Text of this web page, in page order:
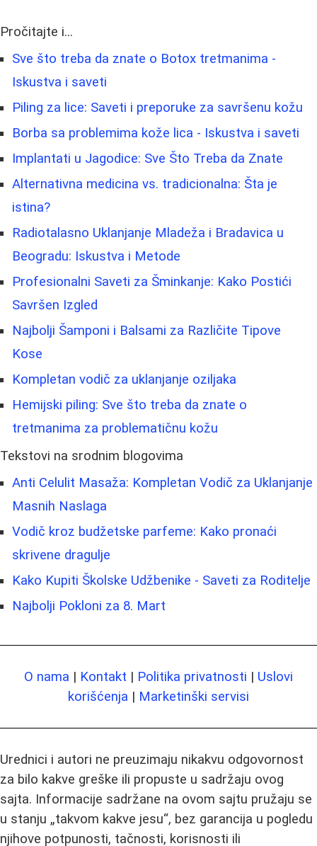
Pročitajte i...
Sve što treba da znate o Botox tretmanima -
Iskustva i saveti
Piling za lice: Saveti i preporuke za savršenu kožu
Borba sa problemima kože lica - Iskustva i saveti
Implantati u Jagodice: Sve Što Treba da Znate
Alternativna medicina vs. tradicionalna: Šta je
istina?
Radiotalasno Uklanjanje Mladeža i Bradavica u
Beogradu: Iskustva i Metode
Profesionalni Saveti za Šminkanje: Kako Postići
Savršen Izgled
Najbolji Šamponi i Balsami za Različite Tipove
Kose
Kompletan vodič za uklanjanje oziljaka
Hemijski piling: Sve što treba da znate o
tretmanima za problematičnu kožu
Tekstovi na srodnim blogovima
Anti Celulit Masaža: Kompletan Vodič za Uklanjanje
Masnih Naslaga
Vodič kroz budžetske parfeme: Kako pronaći
skrivene dragulje
Kako Kupiti Školske Udžbenike - Saveti za Roditelje
Najbolji Pokloni za 8. Mart
O nama | Kontakt | Politika privatnosti | Uslovi
korišćenja | Marketinški servisi
Urednici i autori ne preuzimaju nikakvu odgovornost
za bilo kakve greške ili propuste u sadržaju ovog
sajta. Informacije sadržane na ovom sajtu pružaju se
u stanju „takvom kakve jesu“, bez garancija u pogledu
njihove potpunosti, tačnosti, korisnosti ili